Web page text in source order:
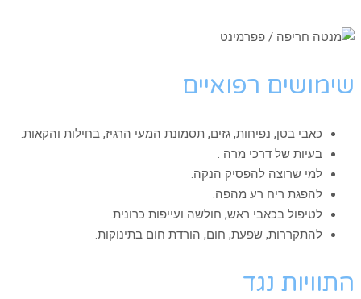
שימושים רפואיים
כאבי בטן, נפיחות, גזים, תסמונת המעי הרגיז, בחילות והקאות.
בעיות של דרכי מרה .
למי שרוצה להפסיק הנקה.
להפגת ריח רע מהפה.
לטיפול בכאבי ראש, חולשה ועייפות כרונית.
להתקררות, שפעת, חום, הורדת חום בתינוקות.
התוויות נגד